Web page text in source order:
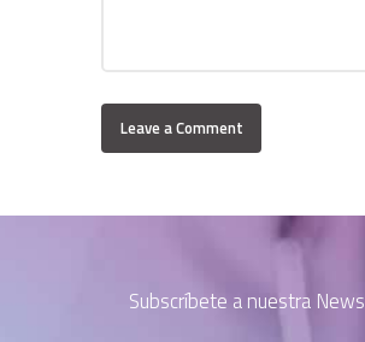
Subscríbete a nuestra